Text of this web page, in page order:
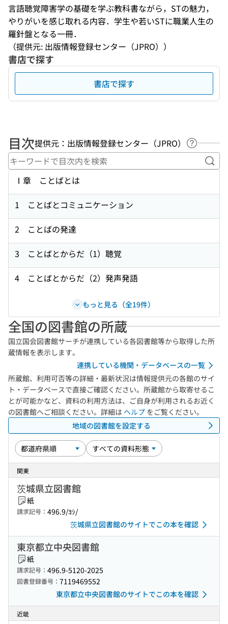
言語聴覚障害学の基礎を学ぶ教科書ながら，STの魅力，
やりがいを感じ取れる内容．学生や若いSTに職業人生の
羅針盤となる一冊．
（提供元: 出版情報登録センター（JPRO））
書店で探す
書店で探す
目次提供元：出版情報登録センター（JPRO）
ヘルプペ
キ
Ⅰ章 ことばとは
1 ことばとコミュニケーション
2 ことばの発達
3 ことばとからだ（1）聴覚
4 ことばとからだ（2）発声発語
もっと見る（全19件）
全国の図書館の所蔵
国立国会図書館サーチが連携している各図書館等から取得した所
蔵情報を表示します。
連携している機関・データベースの一覧
所蔵館、利用可否等の詳細・最新状況は情報提供元の各館のサイ
ト・データベースで直接ご確認ください。所蔵館から取寄せるこ
とが可能かなど、資料の利用方法は、ご自身が利用されるお近く
の図書館へご相談ください。詳細は ヘルプ をご覧ください。
地域の図書館を設定する
関東
茨城県立図書館
紙
請求記号： 496.9/ﾖｼ/
茨城県立図書館のサイトでこの本を確認
東京都立中央図書館
紙
請求記号： 496.9-5120-2025
図書登録番号： 7119469552
東京都立中央図書館のサイトでこの本を確認
近畿